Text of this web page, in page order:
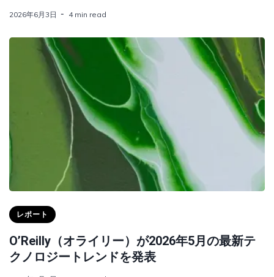
2026年6月3日 4 min read
レポート
O’Reilly（オライリー）が2026年5月の最新テ
クノロジートレンドを発表